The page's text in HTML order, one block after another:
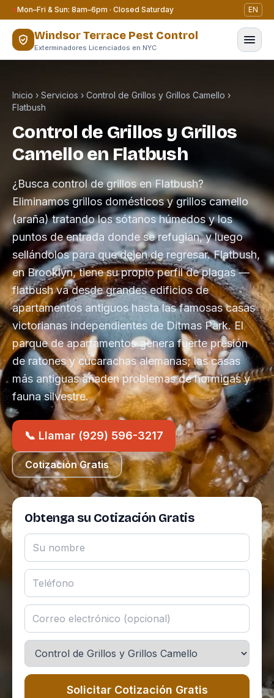
Saltar al contenido
Mon–Fri & Sun: 8am–6pm · Closed Saturday EN
Windsor Terrace Pest Control
Exterminadores Licenciados en NYC
Inicio › Servicios › Control de Grillos y Grillos Camello ›
Flatbush
Control de Grillos y Grillos
Camello en Flatbush
¿Busca control de grillos en Flatbush?
Eliminamos grillos domésticos y grillos camello
(araña) tratando los sótanos húmedos y los
puntos de entrada donde se refugian, y luego
sellándolos para que dejen de regresar. Flatbush,
en Brooklyn, tiene su propio perfil de plagas —
flatbush va desde grandes edificios de
apartamentos antiguos hasta las famosas casas
victorianas independientes de Ditmas Park. El
parque de apartamentos genera fuerte presión
de ratones y cucarachas alemanas; las casas
más antiguas añaden problemas de hormigas y
fauna silvestre.
📞 Llamar (929) 596-3217
Cotización Gratis
Obtenga su Cotización Gratis
Solicitar Cotización Gratis